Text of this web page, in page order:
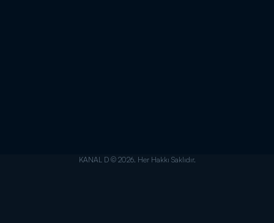
KANAL D © 2026. Her Hakkı Saklıdır.